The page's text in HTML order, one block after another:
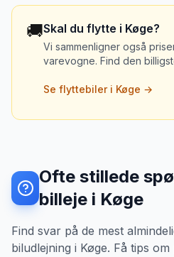
🚚Skal du flytte i Køge?
Vi sammenligner også
varevogne. Find den
Se flyttebiler i Køge →
Ofte stillede
billeje i Køge
Find svar på de mest
biludlejning i Køge. Få tips